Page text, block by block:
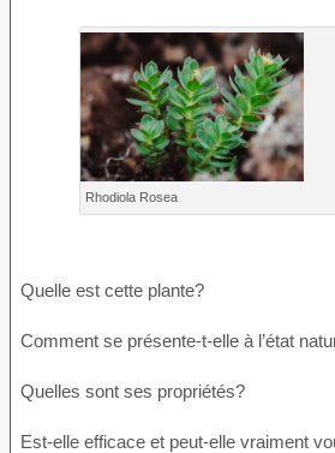
Rhodiola Rosea
Quelle est cette plante?
Comment se présente-t-elle à l’état
Quelles sont ses propriétés?
Est-elle efficace et peut-elle vraiment